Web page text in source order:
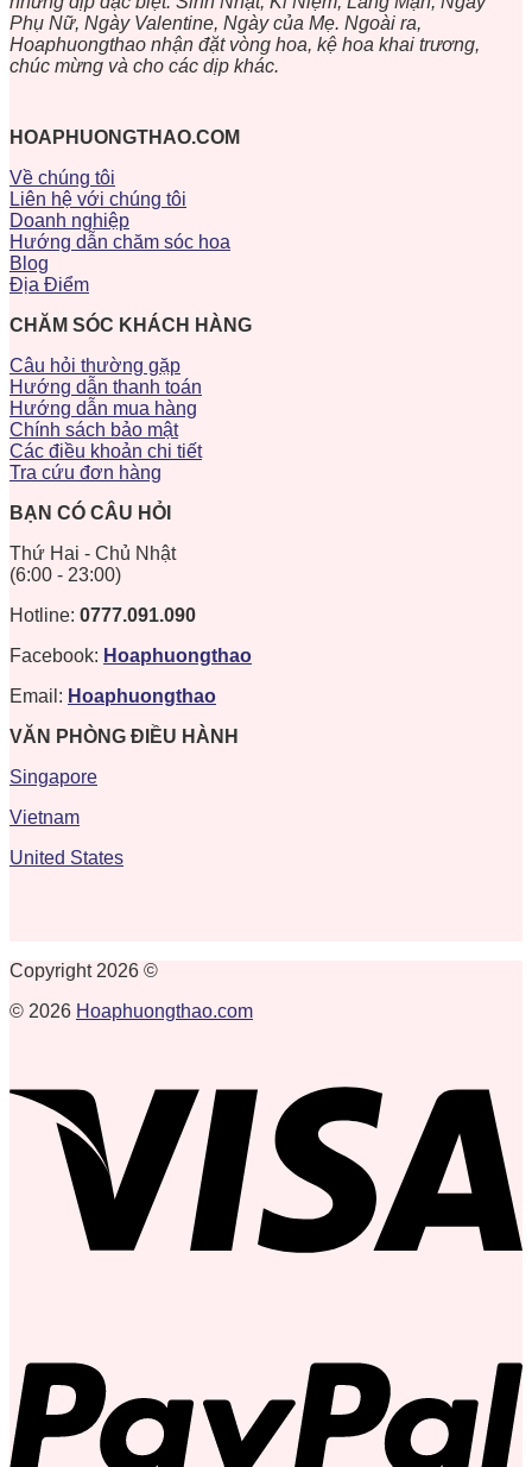
Phụ Nữ, Ngày Valentine, Ngày của Mẹ. Ngoài ra,
Hoaphuongthao nhận đặt vòng hoa, kệ hoa khai trương,
chúc mừng và cho các dịp khác.
HOAPHUONGTHAO.COM
Về chúng tôi
Liên hệ với chúng tôi
Doanh nghiệp
Hướng dẫn chăm sóc hoa
Blog
Địa Điểm
CHĂM SÓC KHÁCH HÀNG
Câu hỏi thường gặp
Hướng dẫn thanh toán
Hướng dẫn mua hàng
Chính sách bảo mật
Các điều khoản chi tiết
Tra cứu đơn hàng
BẠN CÓ CÂU HỎI
Thứ Hai - Chủ Nhật
(6:00 - 23:00)
Hotline: 0777.091.090
Facebook: Hoaphuongthao
Email: Hoaphuongthao
VĂN PHÒNG ĐIỀU HÀNH
Singapore
Vietnam
United States
Copyright 2026 ©
© 2026 Hoaphuongthao.com